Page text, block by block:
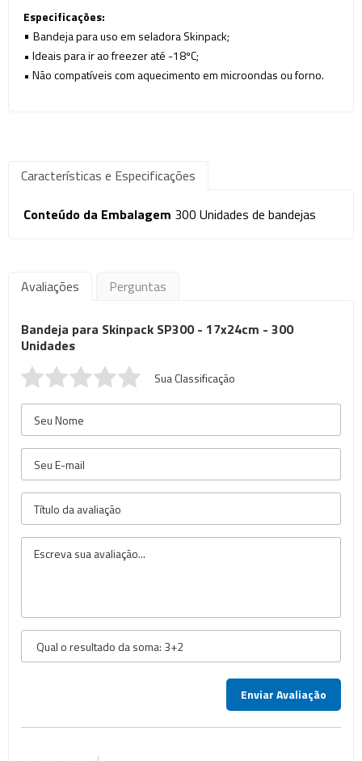
Especificações:
• Bandeja para uso em seladora Skinpack;
• Ideais para ir ao freezer até -18ºC;
• Não compatíveis com aquecimento em microondas ou forno.
Características e Especificações
Conteúdo da Embalagem 300 Unidades de bandejas
Avaliações Perguntas
Bandeja para Skinpack SP300 - 17x24cm - 300
Unidades
Sua Classificação